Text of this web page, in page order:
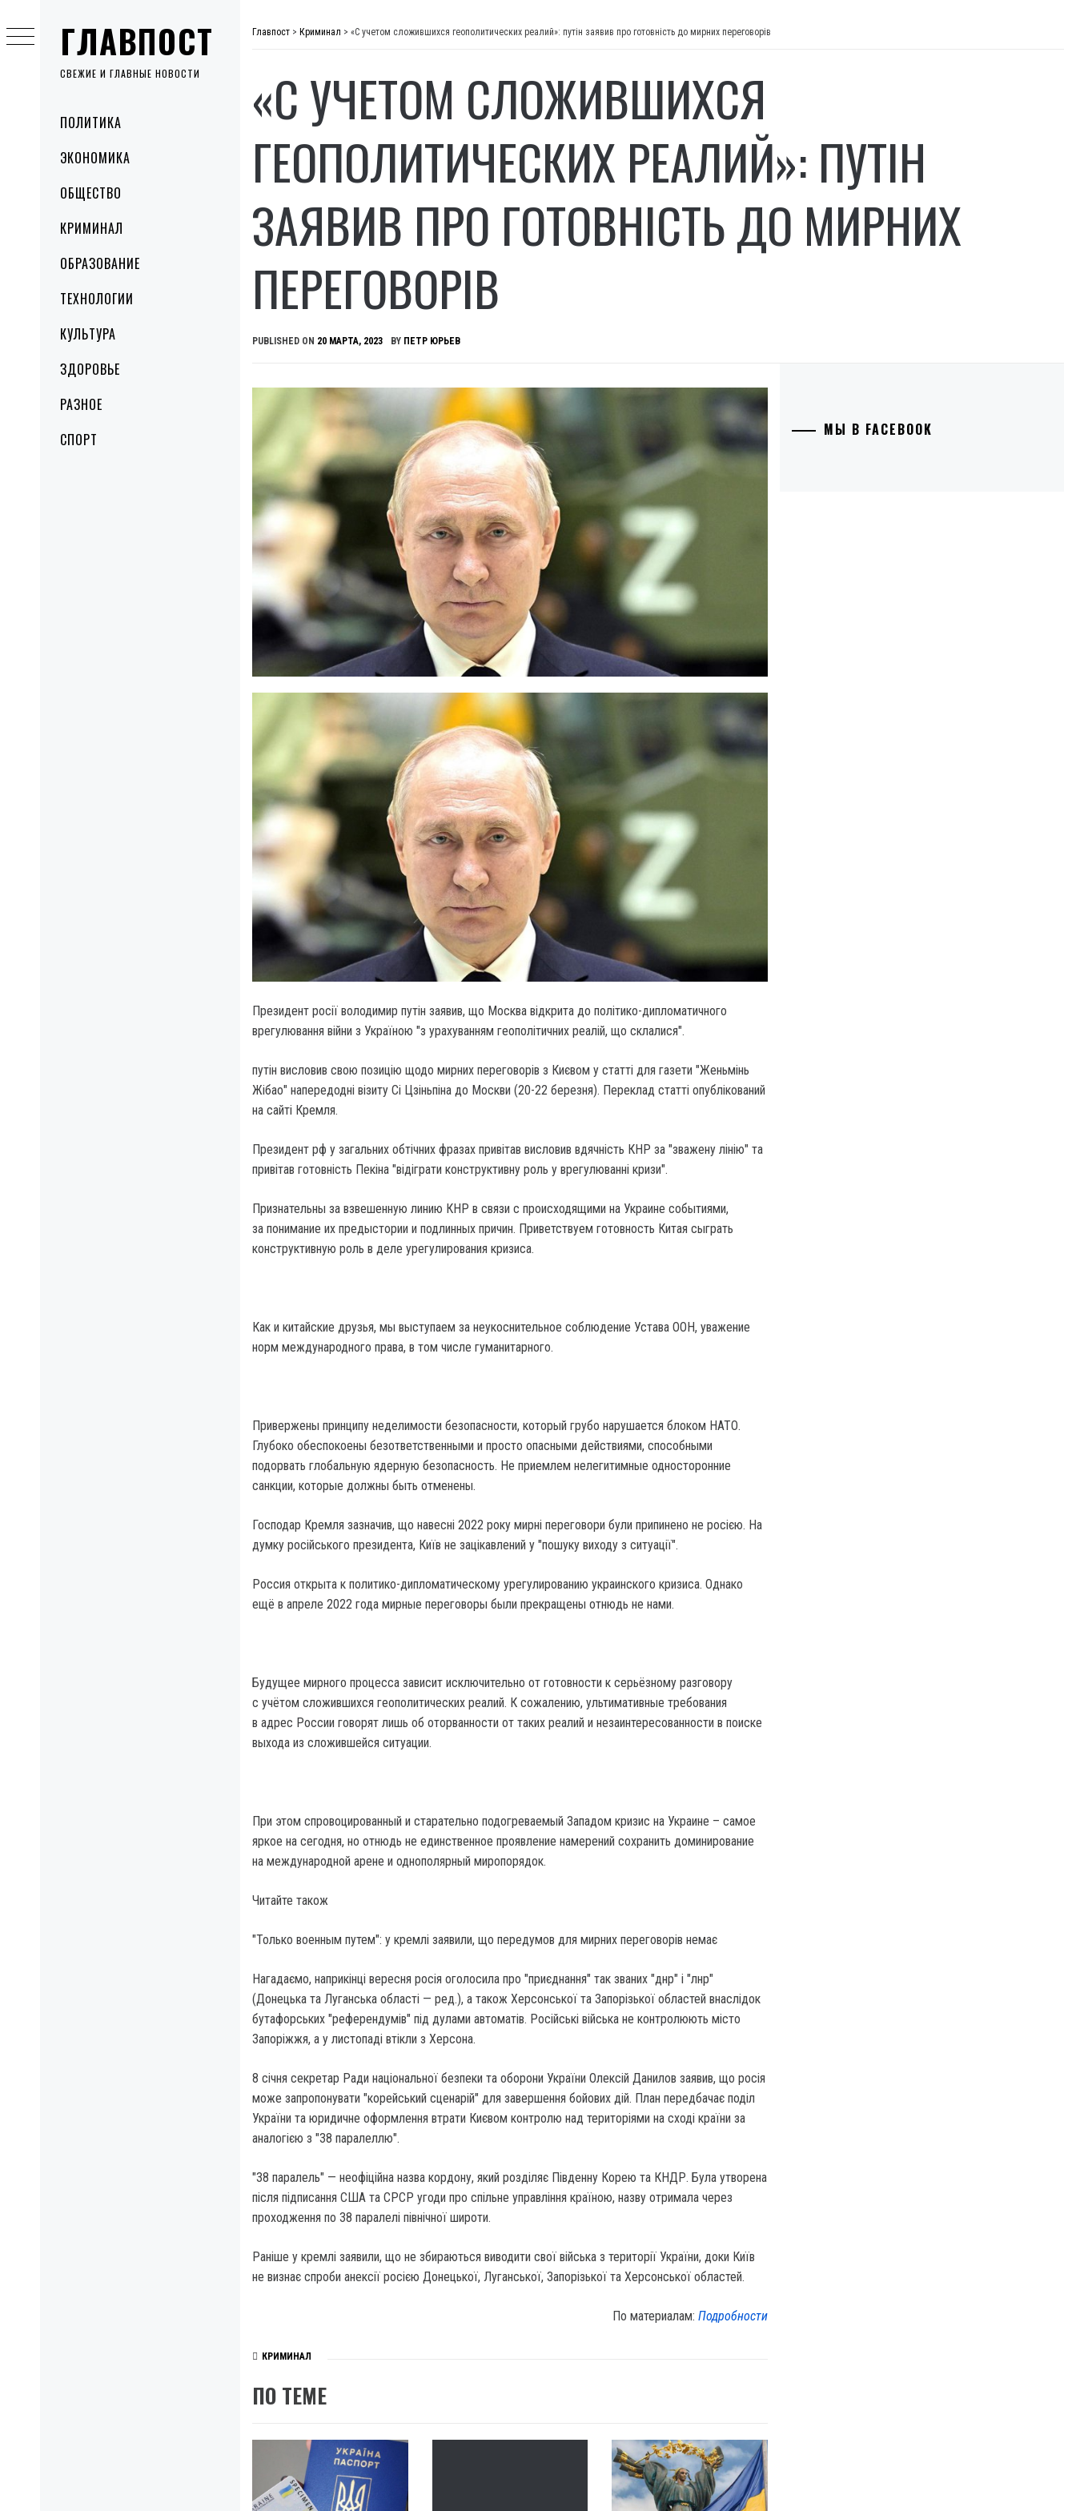
ГЛАВПОСТ
СВЕЖИЕ И ГЛАВНЫЕ НОВОСТИ
MenuПОЛИТИКА
ЭКОНОМИКА
ОБЩЕСТВО
КРИМИНАЛ
ОБРАЗОВАНИЕ
ТЕХНОЛОГИИ
КУЛЬТУРА
ЗДОРОВЬЕ
РАЗНОЕ
СПОРТ
to
content
Главпост > Криминал > «С учетом сложившихся геополитических реалий»: путін заявив про готовність до мирних переговорів
«С УЧЕТОМ СЛОЖИВШИХСЯ
ГЕОПОЛИТИЧЕСКИХ РЕАЛИЙ»: ПУТІН
ЗАЯВИВ ПРО ГОТОВНІСТЬ ДО МИРНИХ
ПЕРЕГОВОРІВ
PUBLISHED ON 20 МАРТА, 2023 BY ПЕТР ЮРЬЕВ
Президент росії володимир путін заявив, що Москва відкрита до політико-дипломатичного
врегулювання війни з Україною "з урахуванням геополітичних реалій, що склалися".
путін висловив свою позицію щодо мирних переговорів з Києвом у статті для газети "Женьмінь
Жібао" напередодні візиту Сі Цзіньпіна до Москви (20-22 березня). Переклад статті опублікований
на сайті Кремля.
Президент рф у загальних обтічних фразах привітав висловив вдячність КНР за "зважену лінію" та
привітав готовність Пекіна "відіграти конструктивну роль у врегулюванні кризи".
Признательны за взвешенную линию КНР в связи с происходящими на Украине событиями,
за понимание их предыстории и подлинных причин. Приветствуем готовность Китая сыграть
конструктивную роль в деле урегулирования кризиса.
Как и китайские друзья, мы выступаем за неукоснительное соблюдение Устава ООН, уважение
норм международного права, в том числе гуманитарного.
Привержены принципу неделимости безопасности, который грубо нарушается блоком НАТО.
Глубоко обеспокоены безответственными и просто опасными действиями, способными
подорвать глобальную ядерную безопасность. Не приемлем нелегитимные односторонние
санкции, которые должны быть отменены.
Господар Кремля зазначив, що навесні 2022 року мирні переговори були припинено не росією. На
думку російського президента, Київ не зацікавлений у "пошуку виходу з ситуації".
Россия открыта к политико-дипломатическому урегулированию украинского кризиса. Однако
ещё в апреле 2022 года мирные переговоры были прекращены отнюдь не нами.
Будущее мирного процесса зависит исключительно от готовности к серьёзному разговору
с учётом сложившихся геополитических реалий. К сожалению, ультимативные требования
в адрес России говорят лишь об оторванности от таких реалий и незаинтересованности в поиске
выхода из сложившейся ситуации.
При этом спровоцированный и старательно подогреваемый Западом кризис на Украине – самое
яркое на сегодня, но отнюдь не единственное проявление намерений сохранить доминирование
на международной арене и однополярный миропорядок.
Читайте також
"Только военным путем": у кремлі заявили, що передумов для мирних переговорів немає
Нагадаємо, наприкінці вересня росія оголосила про "приєднання" так званих "днр" і "лнр"
(Донецька та Луганська області — ред.), а також Херсонської та Запорізької областей внаслідок
бутафорських "референдумів" під дулами автоматів. Російські війська не контролюють місто
Запоріжжя, а у листопаді втікли з Херсона.
8 січня секретар Ради національної безпеки та оборони України Олексій Данилов заявив, що росія
може запропонувати "корейський сценарій" для завершення бойових дій. План передбачає поділ
України та юридичне оформлення втрати Києвом контролю над територіями на сході країни за
аналогією з "38 паралеллю".
"38 паралель" — неофіційна назва кордону, який розділяє Південну Корею та КНДР. Була утворена
після підписання США та СРСР угоди про спільне управління країною, назву отримала через
проходження по 38 паралелі північної широти.
Раніше у кремлі заявили, що не збираються виводити свої війська з території України, доки Київ
не визнає спроби анексії росією Донецької, Луганської, Запорізької та Херсонської областей.
По материалам:Подробности
КРИМИНАЛ
ПО ТЕМЕ
МЫ В FACEBOOK